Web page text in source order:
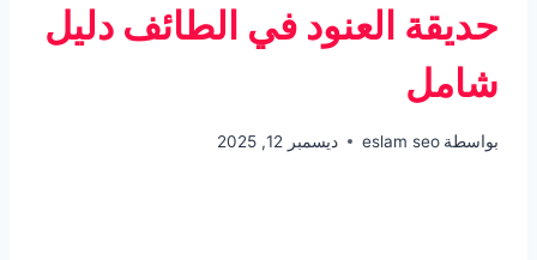
حديقة العنود في الطائف دليل
شامل
بواسطة eslam seo ديسمبر 12, 2025